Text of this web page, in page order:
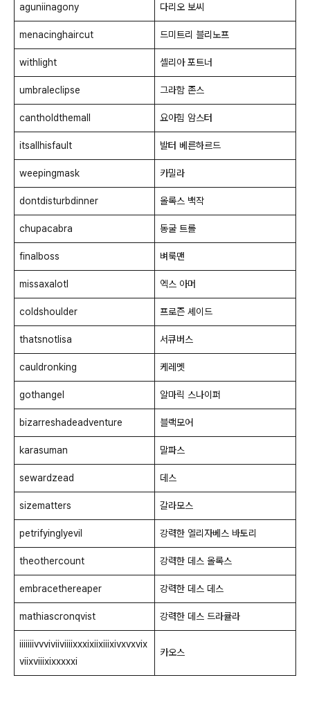
aguniinagony 다리오 보씨
menacinghaircut 드미트리 블리노프
withlight 셀리아 포트너
umbraleclipse 그라함 존스
cantholdthemall 요아힘 암스터
itsallhisfault 발터 베른하르드
weepingmask 카밀라
dontdisturbdinner 올록스 백작
chupacabra 동굴 트롤
finalboss 벼룩맨
missaxalotl 엑스 아머
coldshoulder 프로즌 셰이드
thatsnotlisa 서큐버스
cauldronking 케레멧
gothangel 알마릭 스나이퍼
bizarreshadeadventure 블랙모어
karasuman 말파스
sewardzead 데스
sizematters 갈라모스
petrifyinglyevil 강력한 엘리자베스 바토리
theothercount 강력한 데스 올록스
embracethereaper 강력한 데스 데스
mathiascronqvist 강력한 데스 드라큘라
iiiiiiivvviviiviiiixxxixiixiiixivxvxvix
viixviiixixxxxxi
카오스